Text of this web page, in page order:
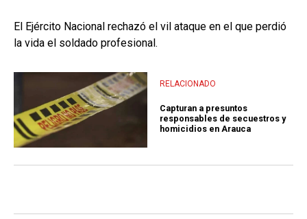
El Ejército Nacional rechazó el vil ataque en el que perdió
la vida el soldado profesional.
RELACIONADO
Capturan a presuntos
responsables de secuestros y
homicidios en Arauca